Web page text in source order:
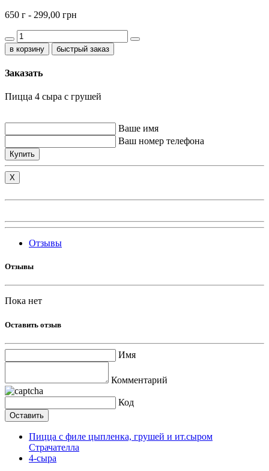
650 г - 299,00 грн
быстрый заказ
Заказать
Пицца 4 сыра с грушей
Ваше имя
Ваш номер телефона
Купить
X
Отзывы
Отзывы
Пока нет
Оставить отзыв
Имя
Комментарий
Код
Пицца с филе цыпленка, грушей и ит.сыром
Страчателла
4-сыра